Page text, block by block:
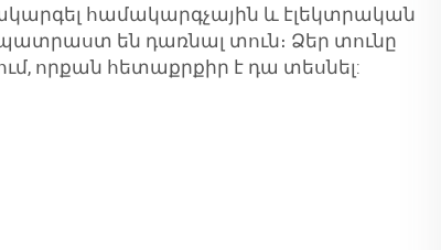
համակարգչային և էլեկտրական
պատրաստ են դառնալ տուն։ Ձեր տունը
որքան հետաքրքիր է դա տեսնել: